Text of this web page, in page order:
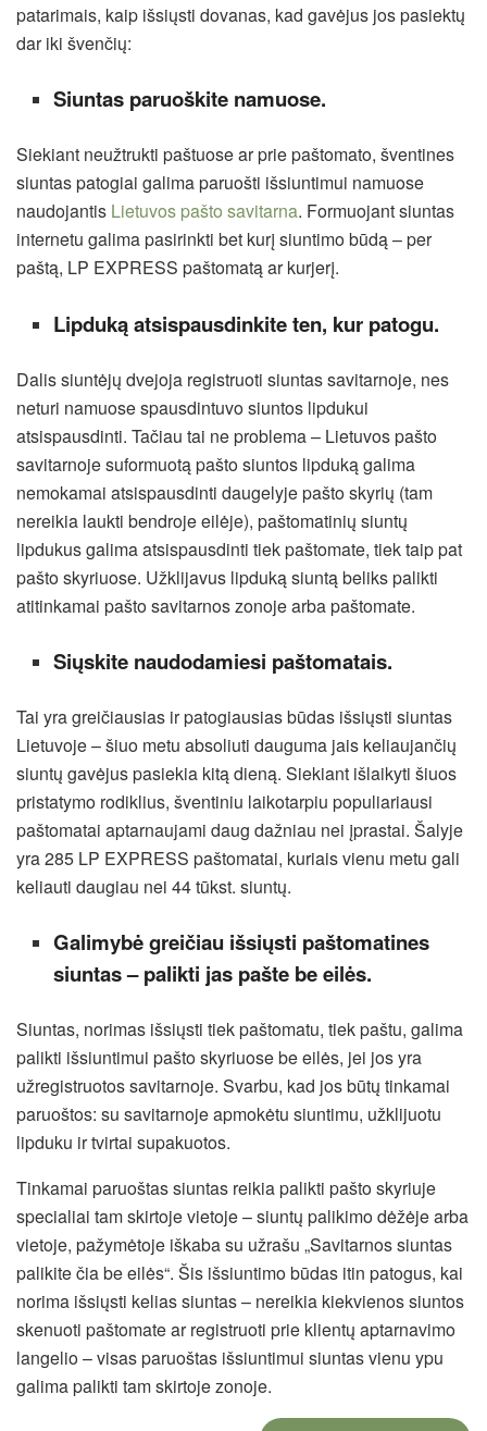
patarimais, kaip išsiųsti dovanas, kad gavėjus jos pasiektų
dar iki švenčių:
Siuntas paruoškite namuose.
Siekiant neužtrukti paštuose ar prie paštomato, šventines
siuntas patogiai galima paruošti išsiuntimui namuose
naudojantis Lietuvos pašto savitarna. Formuojant siuntas
internetu galima pasirinkti bet kurį siuntimo būdą – per
paštą, LP EXPRESS paštomatą ar kurjerį.
Lipduką atsispausdinkite ten, kur patogu.
Dalis siuntėjų dvejoja registruoti siuntas savitarnoje, nes
neturi namuose spausdintuvo siuntos lipdukui
atsispausdinti. Tačiau tai ne problema – Lietuvos pašto
savitarnoje suformuotą pašto siuntos lipduką galima
nemokamai atsispausdinti daugelyje pašto skyrių (tam
nereikia laukti bendroje eilėje), paštomatinių siuntų
lipdukus galima atsispausdinti tiek paštomate, tiek taip pat
pašto skyriuose. Užklijavus lipduką siuntą beliks palikti
atitinkamai pašto savitarnos zonoje arba paštomate.
Siųskite naudodamiesi paštomatais.
Tai yra greičiausias ir patogiausias būdas išsiųsti siuntas
Lietuvoje – šiuo metu absoliuti dauguma jais keliaujančių
siuntų gavėjus pasiekia kitą dieną. Siekiant išlaikyti šiuos
pristatymo rodiklius, šventiniu laikotarpiu populiariausi
paštomatai aptarnaujami daug dažniau nei įprastai. Šalyje
yra 285 LP EXPRESS paštomatai, kuriais vienu metu gali
keliauti daugiau nei 44 tūkst. siuntų.
Galimybė greičiau išsiųsti paštomatines
siuntas – palikti jas pašte be eilės.
Siuntas, norimas išsiųsti tiek paštomatu, tiek paštu, galima
palikti išsiuntimui pašto skyriuose be eilės, jei jos yra
užregistruotos savitarnoje. Svarbu, kad jos būtų tinkamai
paruoštos: su savitarnoje apmokėtu siuntimu, užklijuotu
lipduku ir tvirtai supakuotos.
Tinkamai paruoštas siuntas reikia palikti pašto skyriuje
specialiai tam skirtoje vietoje – siuntų palikimo dėžėje arba
vietoje, pažymėtoje iškaba su užrašu „Savitarnos siuntas
palikite čia be eilės“. Šis išsiuntimo būdas itin patogus, kai
norima išsiųsti kelias siuntas – nereikia kiekvienos siuntos
skenuoti paštomate ar registruoti prie klientų aptarnavimo
langelio – visas paruoštas išsiuntimui siuntas vienu ypu
galima palikti tam skirtoje zonoje.